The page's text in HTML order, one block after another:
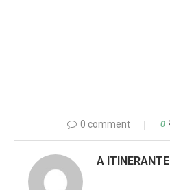
0 comment 0
A ITINERANTE